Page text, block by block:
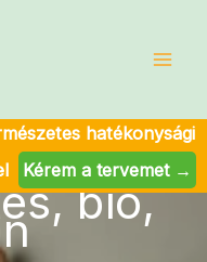
hatékonysági
Kérem a tervemet →
bio,